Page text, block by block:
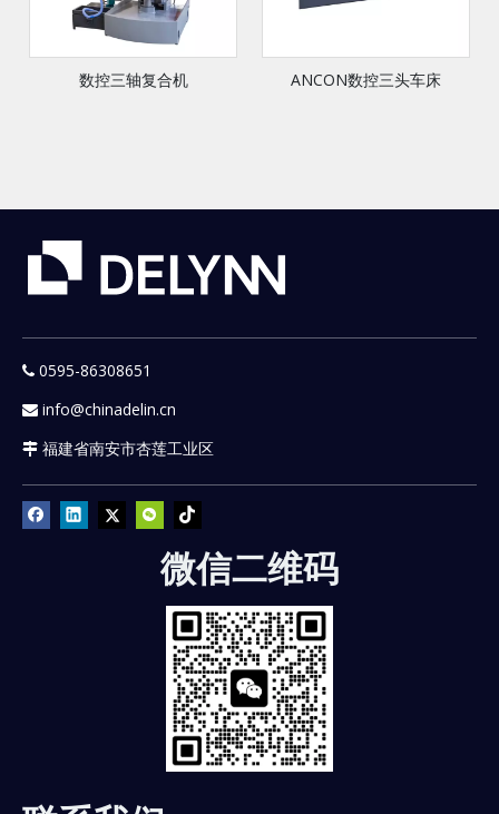
数控三轴复合机 ANCON数控三头车床
 0595-86308651
 info@chinadelin.cn
 福建省南安市杏莲工业区
微信二维码